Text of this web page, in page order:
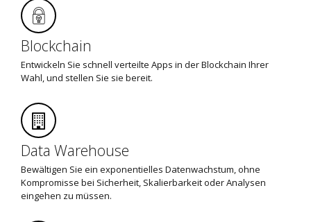
Blockchain
Entwickeln Sie schnell verteilte Apps in der Blockchain Ihrer
Wahl, und stellen Sie sie bereit.
Data Warehouse
Bewältigen Sie ein exponentielles Datenwachstum, ohne
Kompromisse bei Sicherheit, Skalierbarkeit oder Analysen
eingehen zu müssen.